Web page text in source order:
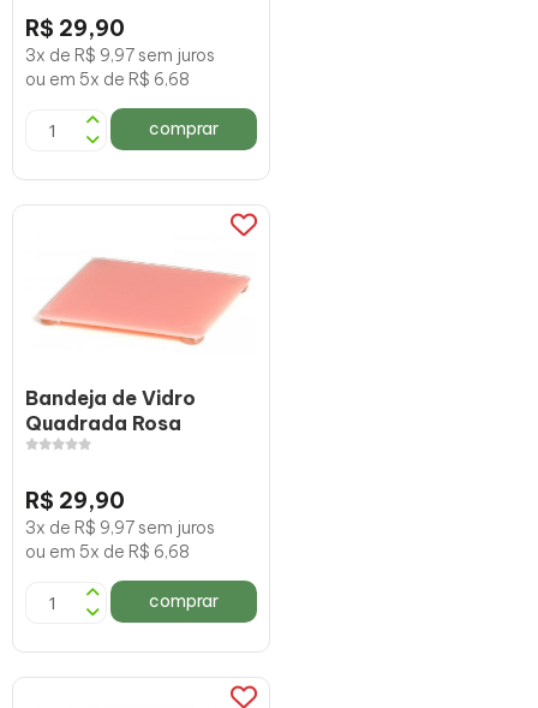
R$ 29,90
3x de R$ 9,97 sem juros
ou em 5x de R$ 6,68
comprar
Bandeja de Vidro
Quadrada Rosa
R$ 29,90
3x de R$ 9,97 sem juros
ou em 5x de R$ 6,68
comprar